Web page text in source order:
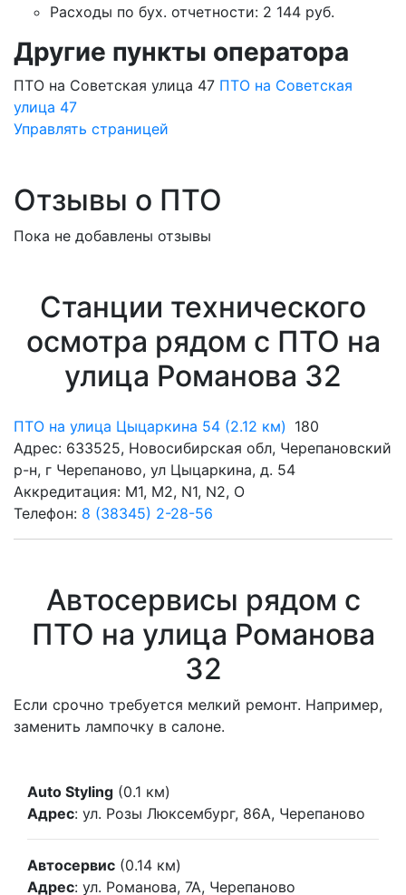
Расходы по бух. отчетности: 2 144 руб.
Другие пункты оператора
ПТО на Советская улица 47 ПТО на Советская
улица 47
Управлять страницей
Отзывы о ПТО
Пока не добавлены отзывы
Станции технического
осмотра рядом с ПТО на
улица Романова 32
ПТО на улица Цыцаркина 54 (2.12 км) 180
Адрес: 633525, Новосибирская обл, Черепановский
р-н, г Черепаново, ул Цыцаркина, д. 54
Аккредитация: M1, M2, N1, N2, O
Телефон: 8 (38345) 2-28-56
Автосервисы рядом с
ПТО на улица Романова
32
Если срочно требуется мелкий ремонт. Например,
заменить лампочку в салоне.
Auto Styling (0.1 км)
Адрес: ул. Розы Люксембург, 86А, Черепаново
Автосервис (0.14 км)
Адрес: ул. Романова, 7А, Черепаново